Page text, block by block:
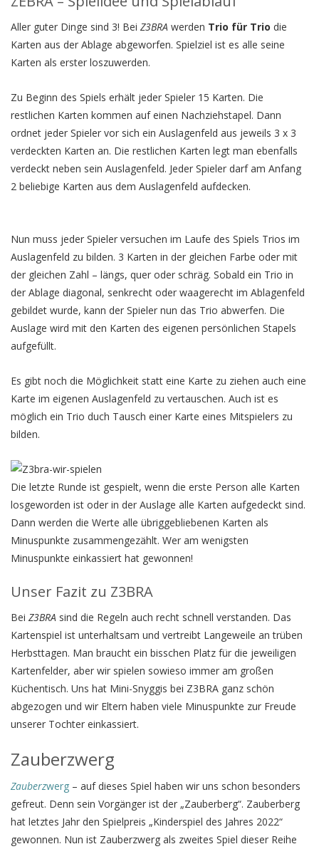
Aller guter Dinge sind 3! Bei Z3BRA werden Trio für Trio die
Karten aus der Ablage abgeworfen. Spielziel ist es alle seine
Karten als erster loszuwerden.
Zu Beginn des Spiels erhält jeder Spieler 15 Karten. Die
restlichen Karten kommen auf einen Nachziehstapel. Dann
ordnet jeder Spieler vor sich ein Auslagenfeld aus jeweils 3 x 3
verdeckten Karten an. Die restlichen Karten legt man ebenfalls
verdeckt neben sein Auslagenfeld. Jeder Spieler darf am Anfang
2 beliebige Karten aus dem Auslagenfeld aufdecken.
Nun muss jeder Spieler versuchen im Laufe des Spiels Trios im
Auslagenfeld zu bilden. 3 Karten in der gleichen Farbe oder mit
der gleichen Zahl – längs, quer oder schräg. Sobald ein Trio in
der Ablage diagonal, senkrecht oder waagerecht im Ablagenfeld
gebildet wurde, kann der Spieler nun das Trio abwerfen. Die
Auslage wird mit den Karten des eigenen persönlichen Stapels
aufgefüllt.
Es gibt noch die Möglichkeit statt eine Karte zu ziehen auch eine
Karte im eigenen Auslagenfeld zu vertauschen. Auch ist es
möglich ein Trio duch Tausch einer Karte eines Mitspielers zu
bilden.
Die letzte Runde ist gespielt, wenn die erste Person alle Karten
losgeworden ist oder in der Auslage alle Karten aufgedeckt sind.
Dann werden die Werte alle übriggebliebenen Karten als
Minuspunkte zusammengezählt. Wer am wenigsten
Minuspunkte einkassiert hat gewonnen!
Unser Fazit zu Z3BRA
Bei Z3BRA sind die Regeln auch recht schnell verstanden. Das
Kartenspiel ist unterhaltsam und vertreibt Langeweile an trüben
Herbsttagen. Man braucht ein bisschen Platz für die jeweiligen
Kartenfelder, aber wir spielen sowieso immer am großen
Küchentisch. Uns hat Mini-Snyggis bei Z3BRA ganz schön
abgezogen und wir Eltern haben viele Minuspunkte zur Freude
unserer Tochter einkassiert.
Zauberzwerg
Zauberzwerg – auf dieses Spiel haben wir uns schon besonders
gefreut. Denn sein Vorgänger ist der „Zauberberg“. Zauberberg
hat letztes Jahr den Spielpreis „Kinderspiel des Jahres 2022“
gewonnen. Nun ist Zauberzwerg als zweites Spiel dieser Reihe